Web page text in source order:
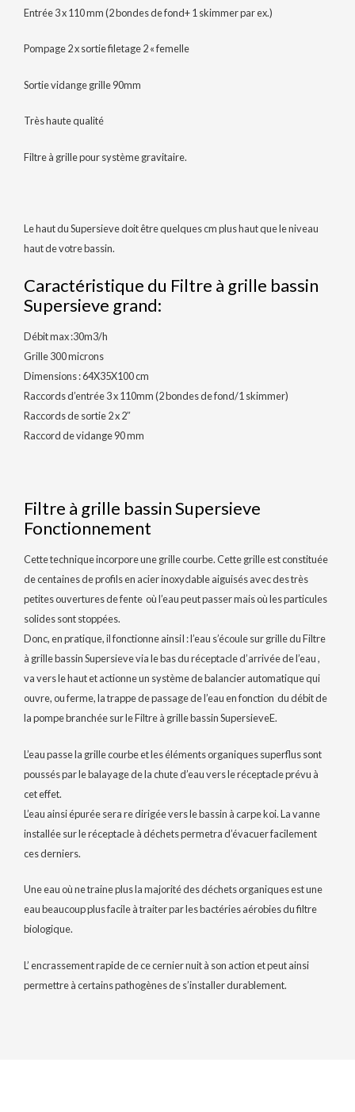
Entrée 3 x 110 mm (2 bondes de fond+ 1 skimmer par ex.)
Pompage 2 x sortie filetage 2 « femelle
Sortie vidange grille 90mm
Très haute qualité
Filtre à grille pour système gravitaire.
Le haut du Supersieve doit être quelques cm plus haut que le niveau
haut de votre bassin.
Caractéristique du Filtre à grille bassin
Supersieve grand:
Débit max :30m3/h
Grille 300 microns
Dimensions : 64X35X100 cm
Raccords d’entrée 3 x 110mm (2 bondes de fond/1 skimmer)
Raccords de sortie 2 x 2″
Raccord de vidange 90 mm
Filtre à grille bassin Supersieve
Fonctionnement
Cette technique incorpore une grille courbe.Cette grille est constituée
de centaines de profils en acier inoxydable aiguisés avec des très
petites ouvertures de fente où l’eau peut passer mais où les particules
solides sont stoppées.
Donc,en pratique, il fonctionne ainsiI : l’eau s’écoule sur grille du Filtre
à grille bassin Supersieve via le bas du réceptacle d’arrivée de l’eau ,
va vers le haut et actionne un système de balancier automatique qui
ouvre, ou ferme, la trappe de passage de l’eau en fonction du débit de
la pompe branchée sur le Filtre à grille bassin SupersieveE.
L’eau passe la grille courbe et les éléments organiques superflus sont
poussés par le balayage de la chute d’eau vers le réceptacle prévu à
cet effet.
L’eau ainsi épurée sera re dirigée vers le bassin à carpe koi. La vanne
installée sur le réceptacle à déchets permetra d’évacuer facilement
ces derniers.
Une eau où ne traine plus la majorité des déchets organiques est une
eau beaucoup plus facile à traiter par les bactéries aérobies du filtre
biologique.
L’ encrassement rapide de ce cernier nuit à son action et peut ainsi
permettre à certains pathogènes de s’installer durablement.